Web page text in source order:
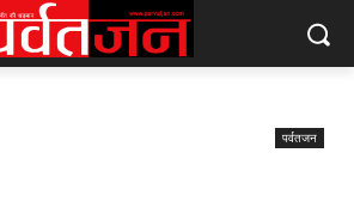
पर्वतजन